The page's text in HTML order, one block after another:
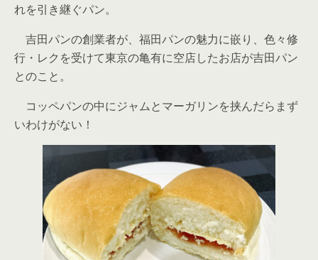
れを引き継ぐパン。
吉田パンの創業者が、福田パンの魅力に嵌り、色々修
行・レクを受けて東京の亀有に空店したお店が吉田パン
とのこと。
コッペパンの中にジャムとマーガリンを挟んだらまず
いわけがない！